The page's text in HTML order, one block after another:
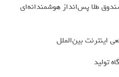
طلا پس‌انداز هوشمندانه‌ای
اینترنت بین‌الملل
تولید